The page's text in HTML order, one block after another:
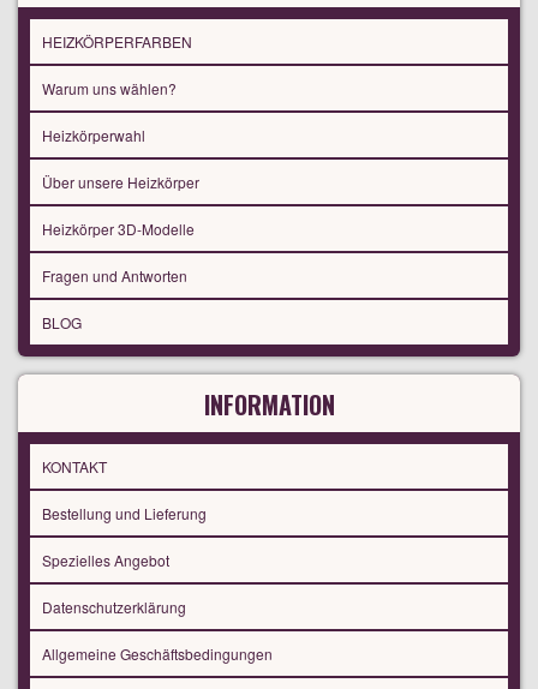
HEIZKÖRPERFARBEN
Warum uns wählen?
Heizkörperwahl
Über unsere Heizkörper
Heizkörper 3D-Modelle
Fragen und Antworten
BLOG
INFORMATION
KONTAKT
Bestellung und Lieferung
Spezielles Angebot
Datenschutzerklärung
Allgemeine Geschäftsbedingungen